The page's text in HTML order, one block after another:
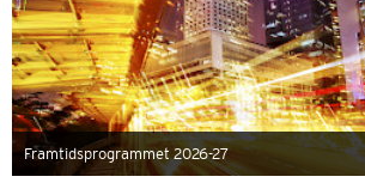
Framtidsprogrammet 2026-27